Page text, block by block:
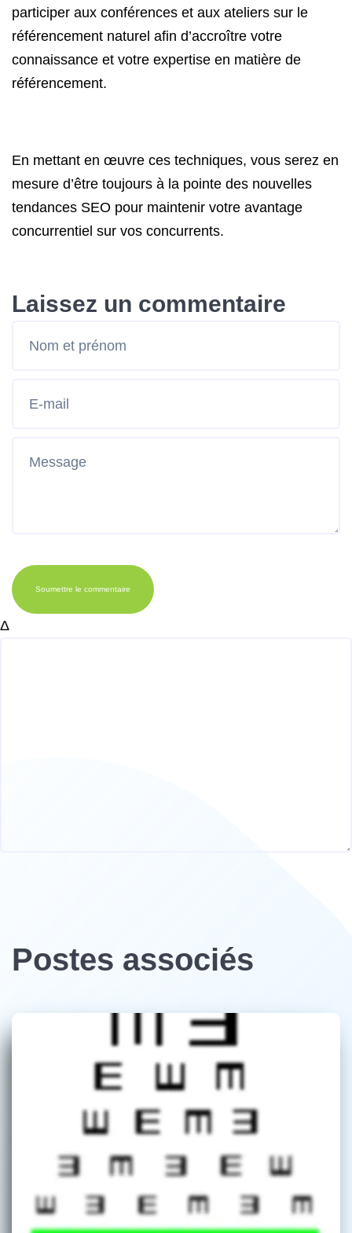
participer aux conférences et aux ateliers sur le
référencement naturel afin d’accroître votre
connaissance et votre expertise en matière de
référencement.
En mettant en œuvre ces techniques, vous serez en
mesure d’être toujours à la pointe des nouvelles
tendances SEO pour maintenir votre avantage
concurrentiel sur vos concurrents.
Laissez un commentaire
Soumettre le commentaire
Δ
Postes associés